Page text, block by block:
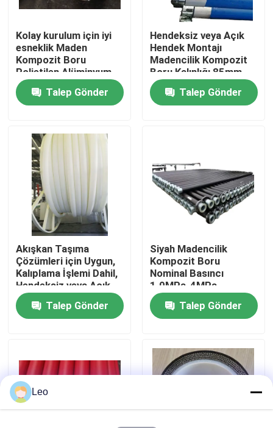
Ana sayfa
VR Gösterisi
Hakkımızda
Fabrika turu
Kalite kontrol
Bize ulaşın
Teklif isteği
Kolay kurulum için iyi
esneklik Maden
Kompozit Boru
Polietilen Alüminyum
Kompozit Boru Su
taşıma borusu
Talep Gönder
Hendeksiz veya Açık
Hendek Montajı
Madencilik Kompozit
Boru Kalınlığı 85mm
Siyah Renk Dayanıklı ve
Madencilik Endüstrisi
İçin
Talep Gönder
Akışkan Taşıma
Çözümleri için Uygun,
Kalıplama İşlemi Dahil,
Hendeksiz veya Açık
Hendek Montajlı
Termoplastik
Kompozit Boru
Talep Gönder
Siyah Madencilik
Kompozit Boru
Nominal Basıncı
1.0MPa-4MPa
Hendeksiz Veya Açık
Hendek Montaj
Projeleri İçin İdeal
Talep Gönder
Leo